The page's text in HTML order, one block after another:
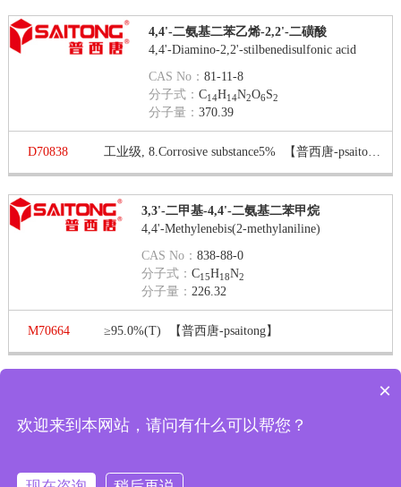
4,4'-二氨基二苯乙烯-2,2'-二磺酸
4,4'-Diamino-2,2'-stilbenedisulfonic acid
CAS No：81-11-8
分子式：C14H14N2O6S2
分子量：370.39
D70838 工业级, 8.Corrosive substance5% 【普西唐-psaitong】
3,3'-二甲基-4,4'-二氨基二苯甲烷
4,4'-Methylenebis(2-methylaniline)
CAS No：838-88-0
分子式：C15H18N2
分子量：226.32
M70664 ≥95.0%(T) 【普西唐-psaitong】
第 1 页 / 共 2 页 第一页 上一页 下一页
×
欢迎来到本网站，请问有什么可以帮您？